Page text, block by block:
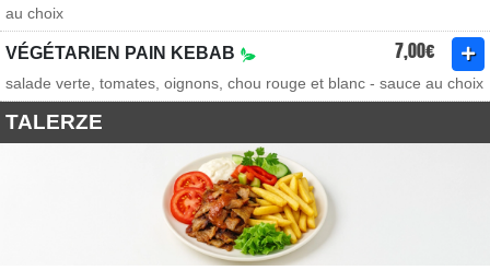
au choix
VÉGÉTARIEN PAIN KEBAB 7,00€
salade verte, tomates, oignons, chou rouge et blanc - sauce au choix
TALERZE